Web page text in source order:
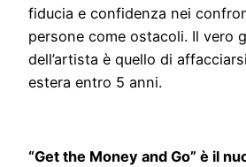
fiducia e confidenza nei
persone come ostacoli. Il vero
dell’artista è quello di
estera entro 5 anni.
“Get the Money and Go” è il